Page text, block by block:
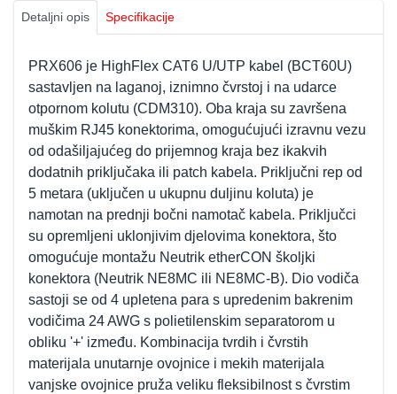
Detaljni opis Specifikacije
PRX606 je HighFlex CAT6 U/UTP kabel (BCT60U)
sastavljen na laganoj, iznimno čvrstoj i na udarce
otpornom kolutu (CDM310). Oba kraja su završena
muškim RJ45 konektorima, omogućujući izravnu vezu
od odašiljajućeg do prijemnog kraja bez ikakvih
dodatnih priključaka ili patch kabela. Priključni rep od
5 metara (uključen u ukupnu duljinu koluta) je
namotan na prednji bočni namotač kabela. Priključci
su opremljeni uklonjivim djelovima konektora, što
omogućuje montažu Neutrik etherCON školjki
konektora (Neutrik NE8MC ili NE8MC-B). Dio vodiča
sastoji se od 4 upletena para s upredenim bakrenim
vodičima 24 AWG s polietilenskim separatorom u
obliku '+' između. Kombinacija tvrdih i čvrstih
materijala unutarnje ovojnice i mekih materijala
vanjske ovojnice pruža veliku fleksibilnost s čvrstim